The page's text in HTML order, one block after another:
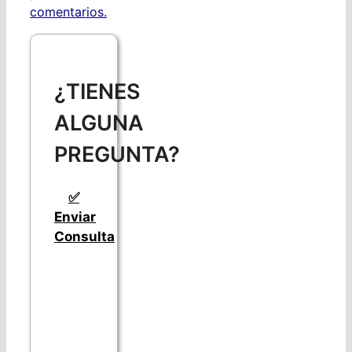
comentarios.
¿TIENES
ALGUNA
PREGUNTA?
✅
Enviar
Consulta